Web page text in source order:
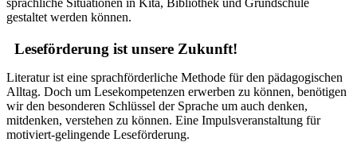
sprachliche Situationen in Kita, Bibliothek und Grundschule
gestaltet werden können.
Leseförderung ist unsere Zukunft!
Literatur ist eine sprachförderliche Methode für den pädagogischen
Alltag. Doch um Lesekompetenzen erwerben zu können, benötigen
wir den besonderen Schlüssel der Sprache um auch denken,
mitdenken, verstehen zu können. Eine Impulsveranstaltung für
motiviert-gelingende Leseförderung.